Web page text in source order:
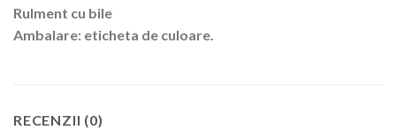
Rulment cu bile
Ambalare: eticheta de culoare.
RECENZII (0)